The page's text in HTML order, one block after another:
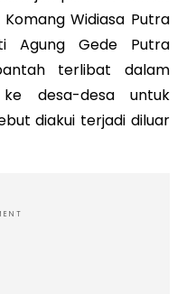
Widiasa Putra
Agung Gede Putra
terlibat dalam
desa-desa untuk
diakui terjadi diluar